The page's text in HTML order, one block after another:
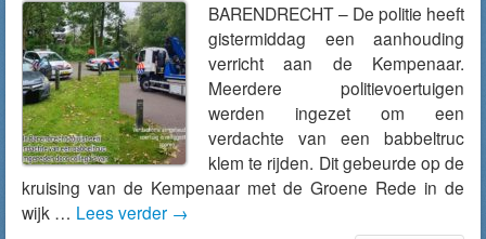
BARENDRECHT – De politie heeft
gistermiddag een aanhouding
verricht aan de Kempenaar.
Meerdere politievoertuigen
werden ingezet om een
verdachte van een babbeltruc
klem te rijden. Dit gebeurde op de
kruising van de Kempenaar met de Groene Rede in de
wijk … Lees verder →